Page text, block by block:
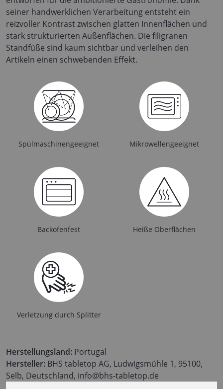
seiner handwerklichen Verarbeitung entsteht ein
reizvoller Kontrast zwischen glatten Innenflächen und
stark strukturierten Außenflächen. Die filigranen
Standfüße sind kaum sichtbar und verleihen den
Artikeln einen schwebenden Effekt.
Spülmaschinengeeignet Mikrowellengeeignet
Backofenfest Heiße Oberflächen
Verletzung durch Splitter
Herstellungsland: Portugal
Hersteller: BHS tabletop AG, Ludwigsmühle 1, 95100,
Selb, Deutschland, info@bhs-tabletop.de